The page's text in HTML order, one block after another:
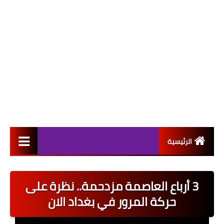
الرئيسية
اخبار القطاع العام
اخبار القطاع الخاص
3 أرباع العاصمة مزدحمة.. نظرة على
حركة المرور في بغداد الان